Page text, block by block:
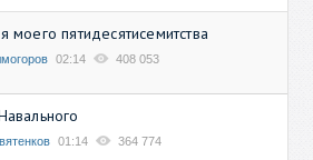
моего пятидесятисемитства
02:14 408 053
01:14 364 774